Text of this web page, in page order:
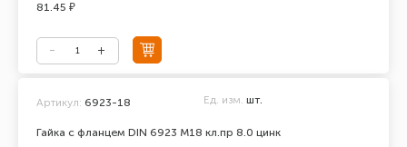
81.45 ₽
Гайка с фланцем DIN 6923 М18 кл.пр 8.0 цинк
Артикул: 6923-18 Ед. изм. шт.